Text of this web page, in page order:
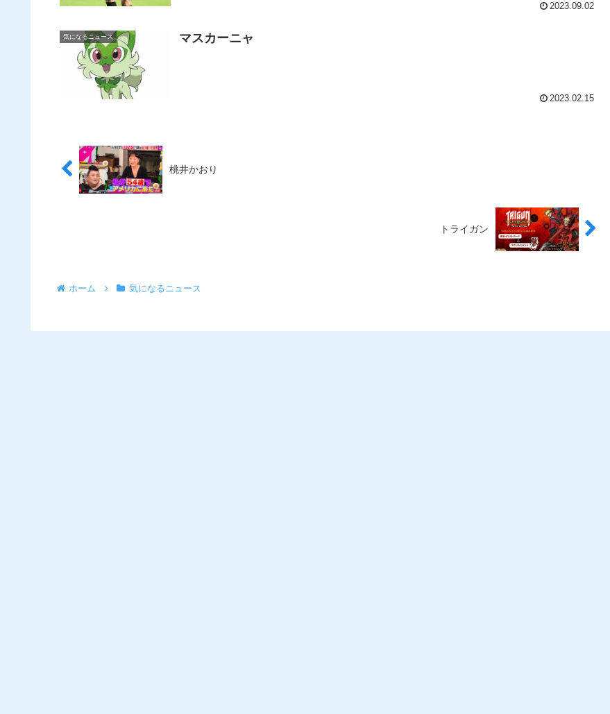
2023.09.02
気になるニュース マスカーニャ
2023.02.15
桃井かおり
トライガン
ホーム 気になるニュース